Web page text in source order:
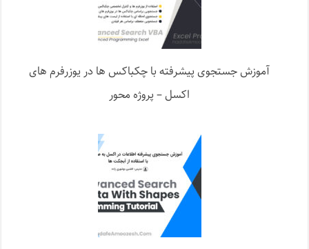
آموزش جستجوی پیشرفته با چکباکس ها در یوزرفرم های
اکسل – پروژه محور